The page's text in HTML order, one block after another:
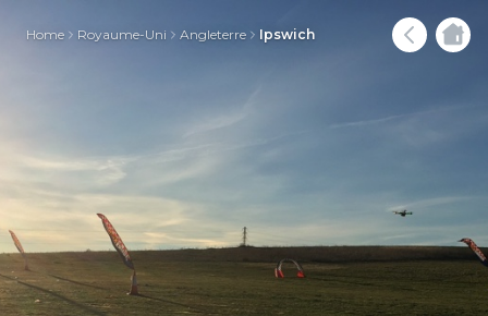
Home Royaume-Uni Angleterre Ipswich